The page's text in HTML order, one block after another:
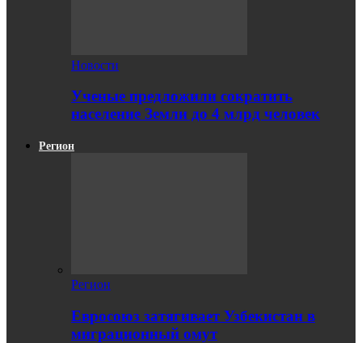
Новости
Ученые предложили сократить
население Земли до 4 млрд человек
Регион
Регион
Евросоюз затягивает Узбекистан в
миграционный омут